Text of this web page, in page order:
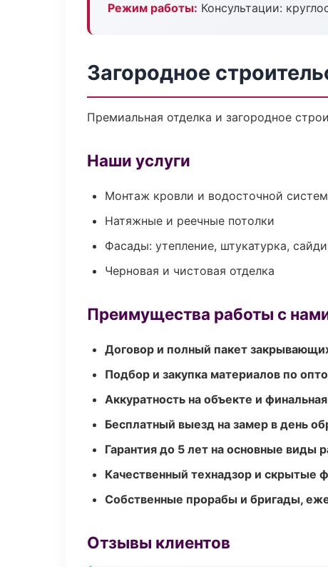
Режим работы: Консультации:
Загородное
Премиальная отделка и загородное
Наши услуги
Монтаж кровли и водосточной
Натяжные и реечные потолки
Фасады: утепление, штукатурка,
Черновая и чистовая отделка
Преимущества работы с
Договор и полный пакет
Подбор и закупка материалов по
Аккуратность на объекте и
Бесплатный выезд на замер в день
Гарантия до 5 лет на основные виды
Качественный технадзор и скрытые
Собственные прорабы и бригады,
Отзывы клиентов